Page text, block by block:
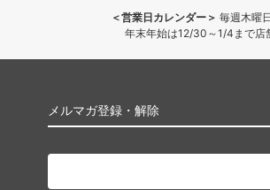
＜営業日カレンダー＞ 毎週木曜
年末年始は12/30～1/4まで店
メルマガ登録・解除